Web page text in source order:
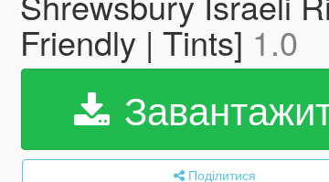
Friendly | Tints] 1.0
Поділитися